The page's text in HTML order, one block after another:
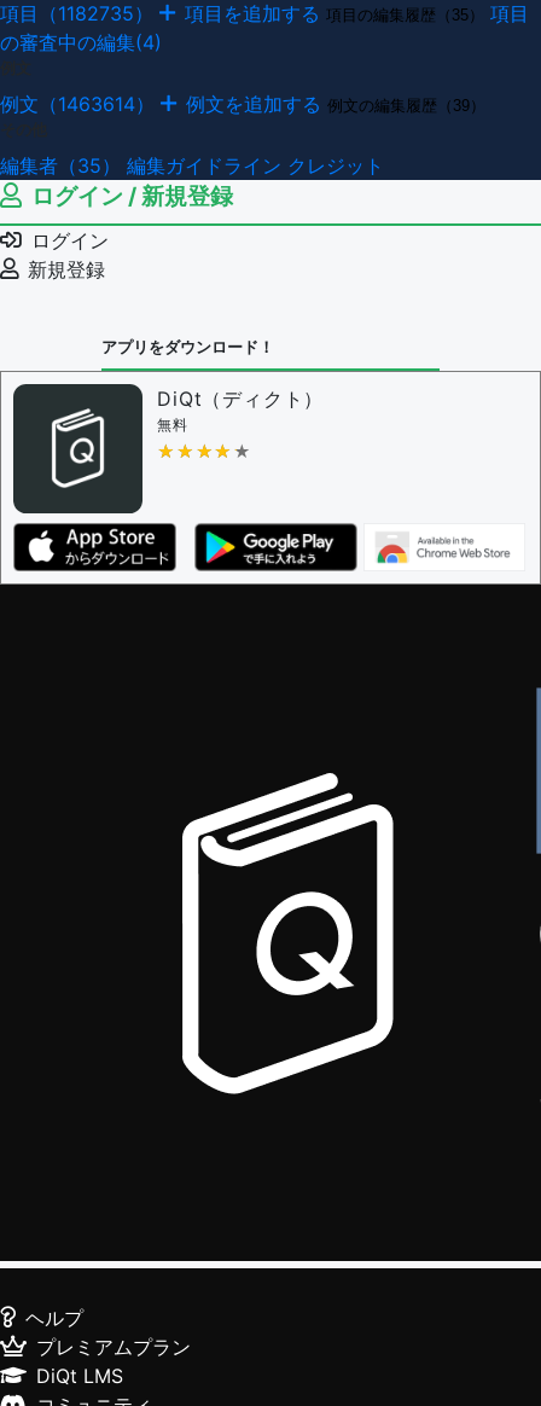
項目（1182735） 項目を追加する 項目の編集履歴（35）
項目
の審査中の編集(4)
例文（1463614） 例文を追加する 例文の編集履歴（39）
編集者（35） 編集ガイドライン クレジット
ログイン / 新規登録
ログイン
新規登録
アプリをダウンロード！
DiQt（ディクト）
無料
★★★★★
★★★★★
ヘルプ
プレミアムプラン
DiQt LMS